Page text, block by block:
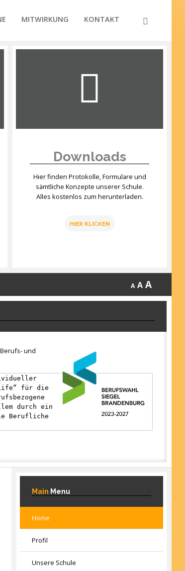
MITWIRKUNG KONTAKT
Downloads
Hier finden Protokolle, Formulare und
sämtliche Konzepte unserer Schule.
Alles kostenlos zum herunterladen.
HIER KLICKEN
A A A
und
für die
durch ein
Berufliche
Main Menu
Home
Profil
Unsere Schule